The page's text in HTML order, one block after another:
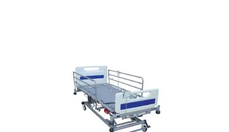
מיטת טיפול המספקת יתרונות משמעותיים למטופל, למטפל
ולמוסד הטיפולי
למידע נוסף חייגו